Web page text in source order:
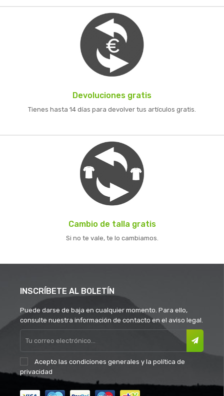
Devoluciones gratis
Tienes hasta 14 días para devolver tus artículos gratis.
Cambio de talla gratis
Si no te vale, te lo cambiamos.
INSCRÍBETE AL BOLETÍN
Puede darse de baja en cualquier momento. Para ello,
consulte nuestra información de contacto en el aviso legal.
Acepto las condiciones generales y la política de
privacidad